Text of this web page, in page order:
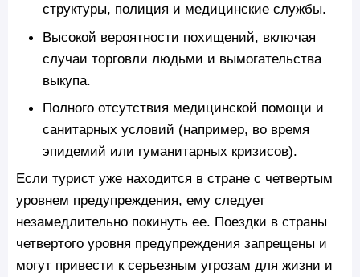
структуры, полиция и медицинские службы.
Высокой вероятности похищений, включая
случаи торговли людьми и вымогательства
выкупа.
Полного отсутствия медицинской помощи и
санитарных условий (например, во время
эпидемий или гуманитарных кризисов).
Если турист уже находится в стране с четвертым
уровнем предупреждения, ему следует
незамедлительно покинуть ее. Поездки в страны
четвертого уровня предупреждения запрещены и
могут привести к серьезным угрозам для жизни и